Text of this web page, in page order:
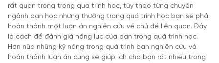
rất quan trọng trong qua trình học, tùy theo từng chuyên
ngành bạn học nhưng thường trong quá trình học bạn sẽ phải
hoàn thành một luận án nghiên cứu về chủ đề liên quan. Đây
là cách để đánh giá năng lực của bạn trong quá trình học.
Hơn nữa những kỹ năng trong quá trình bạn nghiên cứu và
hoàn thành luận án cũng sẽ giúp ích cho bạn rất nhiều trong